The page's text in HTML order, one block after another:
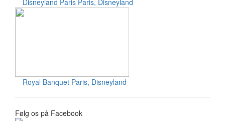
Disneyland Paris Paris, Disneyland
Royal Banquet Paris, Disneyland
Følg os på Facebook